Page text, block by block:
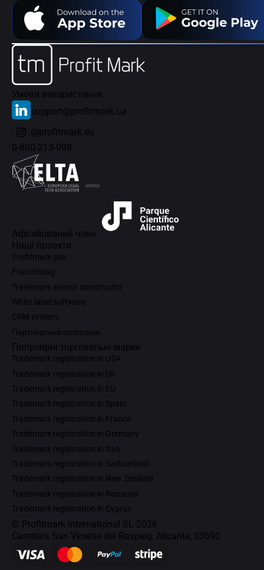
Умови використання
support@profitmark.ua
@profitmark.eu
0-800-213-098
Афілійований член
Наші проекти
Profitmark.pro
Franchising
Trademark search constructor
White label software
CRM system
Партнерська програма
Популярні торговельні марки
Trademark registration in USA
Trademark registration in UK
Trademark registration in EU
Trademark registration in Spain
Trademark registration in France
Trademark registration in Germany
Trademark registration in Italy
Trademark registration in Switzerland
Trademark registration in New Zealand
Trademark registration in Romania
Trademark registration in Cyprus
© Profitmark International SL 2026
Carretera San Vicente del Raspeig, Alicante, 03690